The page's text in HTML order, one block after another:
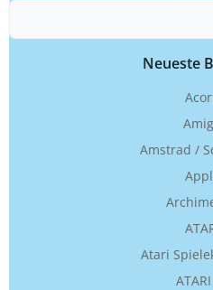
Neueste
Amstrad /
Atari